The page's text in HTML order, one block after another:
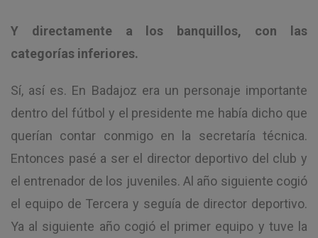
Y directamente a los banquillos, con las
categorías inferiores.
Sí, así es. En Badajoz era un personaje importante
dentro del fútbol y el presidente me había dicho que
querían contar conmigo en la secretaría técnica.
Entonces pasé a ser el director deportivo del club y
el entrenador de los juveniles. Al año siguiente cogió
el equipo de Tercera y seguía de director deportivo.
Ya al siguiente año cogió el primer equipo y tuve la